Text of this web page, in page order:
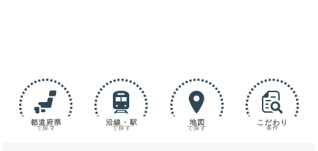
都道府県
で探す
沿線・駅
で探す
地図
で探す
こだわり
条件